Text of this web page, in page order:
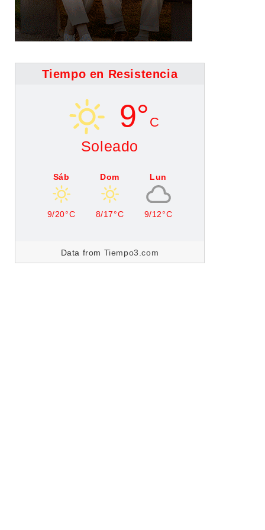
Tiempo en Resistencia
9° C
Soleado
Sáb
9/20°C
Dom
8/17°C
Lun
9/12°C
Data from Tiempo3.com